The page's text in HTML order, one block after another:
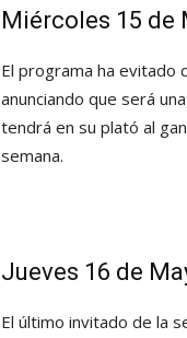
Miércoles 15 de
El programa ha evitado
anunciando que será
tendrá en su plató al
semana.
Jueves 16 de
El último invitado de la